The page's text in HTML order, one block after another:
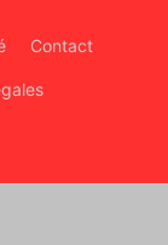
Contact